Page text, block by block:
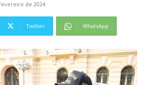
de 2024
Twitter WhatsApp